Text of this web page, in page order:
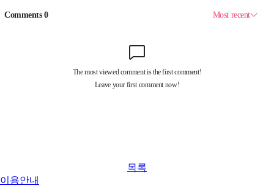
목록
이용안내